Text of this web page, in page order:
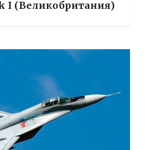
I (Великобритания)